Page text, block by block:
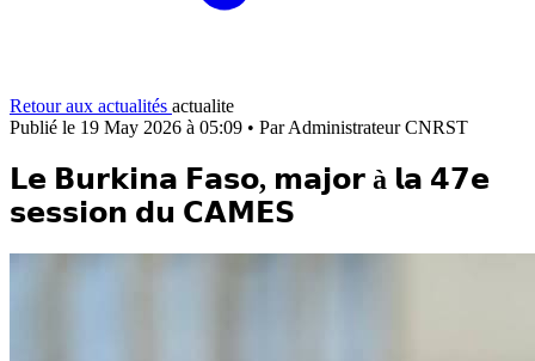
Retour aux actualités actualite
Publié le 19 May 2026 à 05:09 • Par Administrateur CNRST
𝗟𝗲 𝗕𝘂𝗿𝗸𝗶𝗻𝗮 𝗙𝗮𝘀𝗼, 𝗺𝗮𝗷𝗼𝗿 à 𝗹𝗮 𝟰𝟳𝗲
𝘀𝗲𝘀𝘀𝗶𝗼𝗻 𝗱𝘂 𝗖𝗔𝗠𝗘𝗦